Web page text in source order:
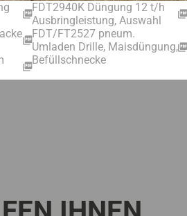
FDT2940K Düngung 12 t/h
Ausbringleistung, Auswahl
FDT/FT2527 pneum.
Umladen Drille, Maisdüngung,
Befüllschnecke